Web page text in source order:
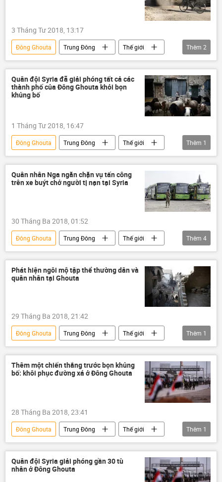
3 Tháng Tư 2018, 13:17
Đông Ghouta Trung Đông
Thế giới
Quan điểm-Ý kiến
Syria
Thêm 2
Quân đội Syria đã giải phóng tất cả các
thành phố của Đông Ghouta khỏi bọn
khủng bố
1 Tháng Tư 2018, 16:47
Đông Ghouta Trung Đông
Thế giới
Syria
Thêm 1
Quân nhân Nga ngăn chặn vụ tấn công
trên xe buýt chở người tị nạn tại Syria
30 Tháng Ba 2018, 01:52
Đông Ghouta Trung Đông
Thế giới
Syria
Liên bang Nga
Sergei Shoigu
Staffan de Mistura
Thêm 4
Phát hiện ngôi mộ tập thể thường dân và
quân nhân tại Ghouta
29 Tháng Ba 2018, 21:42
Đông Ghouta Trung Đông
Thế giới
Syria
Thêm 1
Thêm một chiến thắng trước bọn khủng
bố: khôi phục đường xá ở Đông Ghouta
28 Tháng Ba 2018, 23:41
Đông Ghouta Trung Đông
Thế giới
Syria
Thêm 1
Quân đội Syria giải phóng gần 30 tù
nhân ở Đông Ghouta